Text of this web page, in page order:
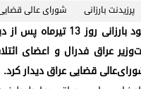
پرزیدنت بارزانی شورای عالی
پرزیدنت مسعود بارزانی روز
عراق فدرال و اعضای
قضایی عراق دیدار کرد.